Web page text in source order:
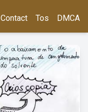
Contact Tos DMCA